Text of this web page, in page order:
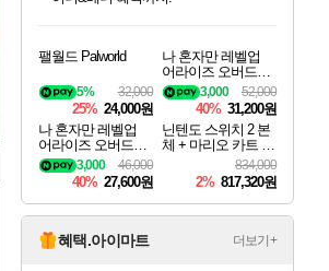
최대 90% 할인가를 만나보세요!
네이버혜택과 함께 만나보세요!
50%할인&추가 적립까지!
이니&베니 혜택까지!
할인&네이버혜택으로 만나보세요!
네이버페이 혜택과 만나보세요!
40주년 프로모션으로 만나보세요!
네이버 포인트 혜택까지!
할인가에 만나보세요!
일부 에디션 상시 할인!
혜택으로 예약 판매 중
편안하게 충전하세요
팰월드 Palworld
32,000
5%
25% 24,000원
나 혼자만 레벨업
어라이즈 오버드라
이브 디럭스 에디션
Solo Leveling Arise
Overdrive Deluxe Edi
tion
52,000
3,000
40% 31,200원
나 혼자만 레벨업
어라이즈 오버드라
이브 Solo Leveling A
rise
46,000
3,000
40% 27,600원
닌텐도 스위치 2 본
체 + 마리오 카트 월
드 + 포켓몬 포코피
아 번들
834,000
2% 817,320원
혜택.아이마트 더보기+